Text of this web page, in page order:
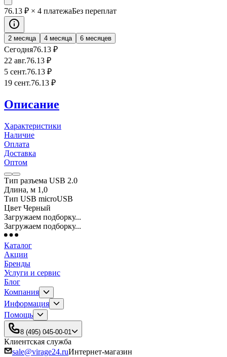
76.13 ₽ × 4 платежаБез переплат
2 месяца 4 месяца 6 месяцев
Сегодня76.13 ₽
22 авг.76.13 ₽
5 сент.76.13 ₽
19 сент.76.13 ₽
Описание
Характеристики
Наличие
Оплата
Доставка
Оптом
Тип разъема USB 2.0
Длина, м 1,0
Тип USB microUSB
Цвет Черный
Загружаем подборку...
Загружаем подборку...
Каталог
Акции
Бренды
Услуги и сервис
Блог
Компания
Информация
Помощь
8 (495) 045-00-01
Клиентская служба
sale@virage24.ruИнтернет-магазин